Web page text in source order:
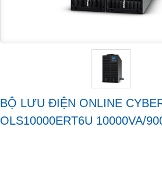
BỘ LƯU ĐIỆN ONLINE
OLS10000ERT6U 10000VA/